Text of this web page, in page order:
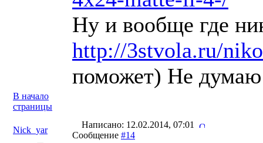
Ну и вообще где
http://3stvola.ru/
поможет) Не думаю
В начало
страницы
Nick_yar
Написано: 12.02.2014, 07:01
Сообщение #14